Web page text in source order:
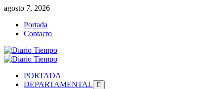
Saltar
contenido
agosto 7, 2026
Portada
Contacto
Menú
PORTADA
DEPARTAMENTAL